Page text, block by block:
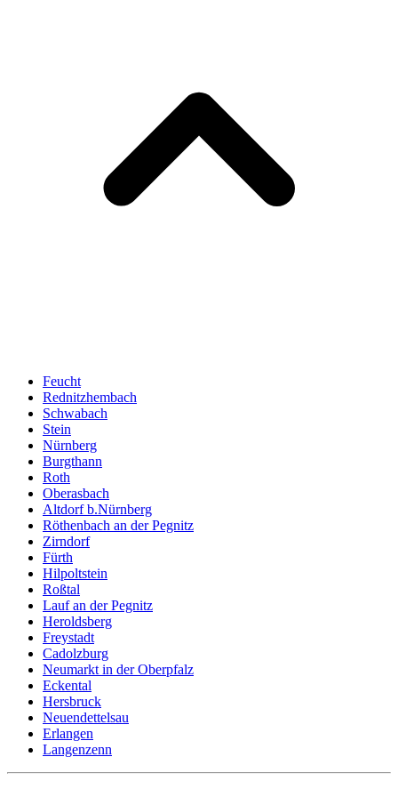
Feucht
Rednitzhembach
Schwabach
Stein
Nürnberg
Burgthann
Roth
Oberasbach
Altdorf b.Nürnberg
Röthenbach an der Pegnitz
Zirndorf
Fürth
Hilpoltstein
Roßtal
Lauf an der Pegnitz
Heroldsberg
Freystadt
Cadolzburg
Neumarkt in der Oberpfalz
Eckental
Hersbruck
Neuendettelsau
Erlangen
Langenzenn